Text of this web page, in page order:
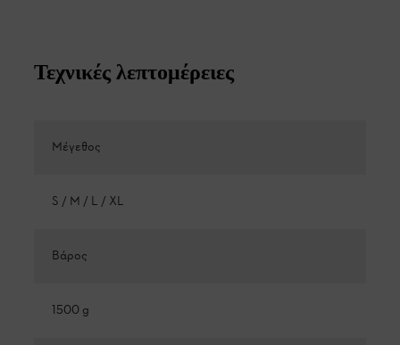
Τεχνικές λεπτομέρειες
Μέγεθος
S / M / L / XL
Βάρος
1500 g